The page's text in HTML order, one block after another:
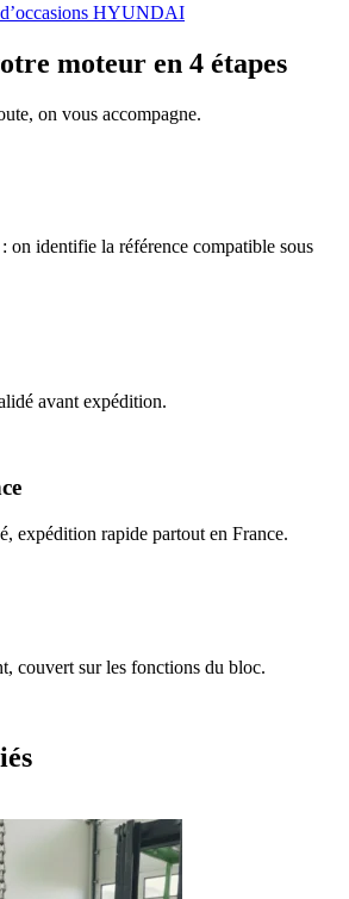
HYUNDAI
moteur en 4 étapes
on vous accompagne.
on identifie la référence compatible sous
avant expédition.
expédition rapide partout en France.
couvert sur les fonctions du bloc.